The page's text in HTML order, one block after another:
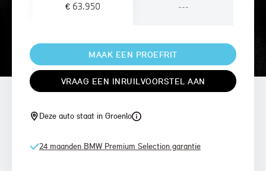
€ 63.950 ---
MAAK EEN PROEFRIT
VRAAG EEN INRUILVOORSTEL AAN
Deze auto staat in Groenlo
24 maanden BMW Premium Selection garantie